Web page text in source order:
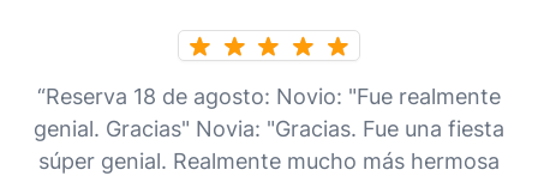
“Reserva 18 de agosto: Novio: "Fue realmente
genial. Gracias" Novia: "Gracias. Fue una fiesta
súper genial. Realmente mucho más hermosa